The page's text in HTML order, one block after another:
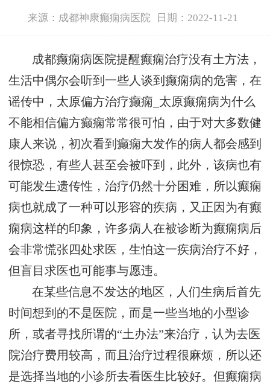
来源：成都神康癫痫病医院 日期：2022-11-21
成都癫痫病医院提醒癫痫治疗没有土方法，
生活中偶尔会听到一些人谈到癫痫病的危害，在
谣传中，太原偏方治疗癫痫_太原癫痫病为什么
不能相信偏方癫痫常常很可怕，由于对大多数健
康人来说，初次看到癫痫大发作的病人都会感到
很惊恐，有些人甚至会被吓到，此外，该病也有
可能发生遗传性，治疗仍然十分困难，所以癫痫
病也就成了一种可以形容的疾病，又正因为有癫
痫病这样的印象，许多病人在被诊断为癫痫病后
会非常慌张四处求医，生怕这一疾病治疗不好，
但盲目求医也可能事与愿违。
在某些信息不发达的地区，人们生病后首先
时间想到的不是医院，而是一些当地的小型诊
所，或者寻找所谓的“土办法”来治疗，认为去医
院治疗费用较高，而且治疗过程很麻烦，所以还
是选择当地的小诊所去看医生比较好。但癫痫病